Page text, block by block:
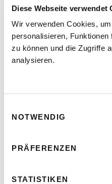
Diese Webseite verwendet
Wir verwenden Cookies,
personalisieren,
zu können und die Zugriffe
analysieren.
NOTWENDIG
PRÄFERENZEN
STATISTIKEN
THE FUTURE IS NEAR (IN THE
POP-UP-AUSSTELLUNG
Do 3.9.2026
18.00